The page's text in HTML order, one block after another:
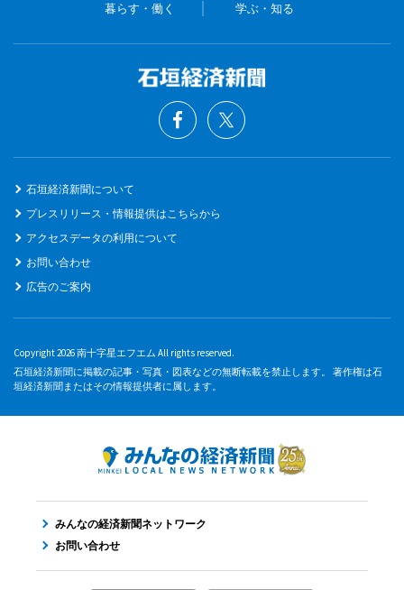
暮らす・働く 学ぶ・知る
石垣経済新聞について
プレスリリース・情報提供はこちらから
アクセスデータの利用について
お問い合わせ
広告のご案内
Copyright 2026 南十字星エフエム All rights reserved.
石垣経済新聞に掲載の記事・写真・図表などの無断転載を禁止します。 著作権は石
垣経済新聞またはその情報提供者に属します。
みんなの経済新聞ネットワーク
お問い合わせ